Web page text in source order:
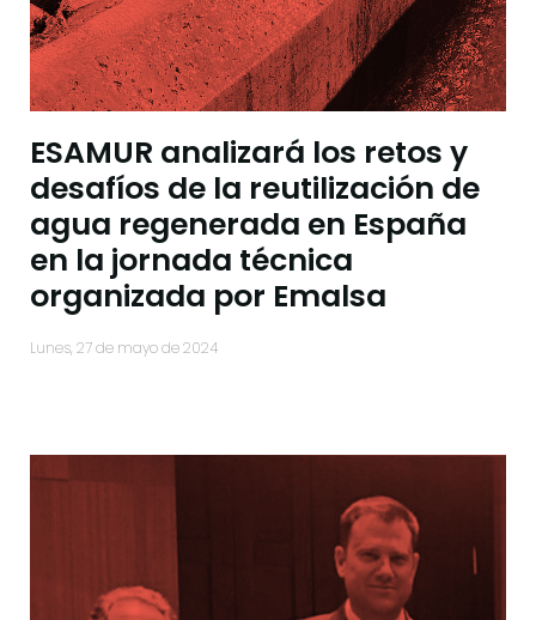
ESAMUR analizará los retos y
desafíos de la reutilización de
agua regenerada en España
en la jornada técnica
organizada por Emalsa
lunes, 27 de mayo de 2024